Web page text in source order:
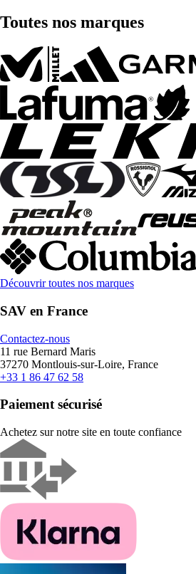
Toutes nos marques
Découvrir toutes nos marques
SAV en France
Contactez-nous
11 rue Bernard Maris
37270 Montlouis-sur-Loire, France
+33 1 86 47 62 58
Paiement sécurisé
Achetez sur notre site en toute confiance